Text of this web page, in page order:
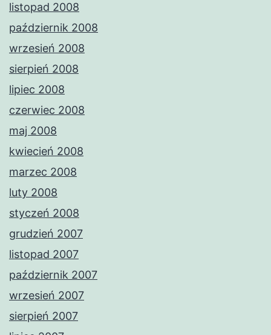
listopad 2008
październik 2008
wrzesień 2008
sierpień 2008
lipiec 2008
czerwiec 2008
maj 2008
kwiecień 2008
marzec 2008
luty 2008
styczeń 2008
grudzień 2007
listopad 2007
październik 2007
wrzesień 2007
sierpień 2007